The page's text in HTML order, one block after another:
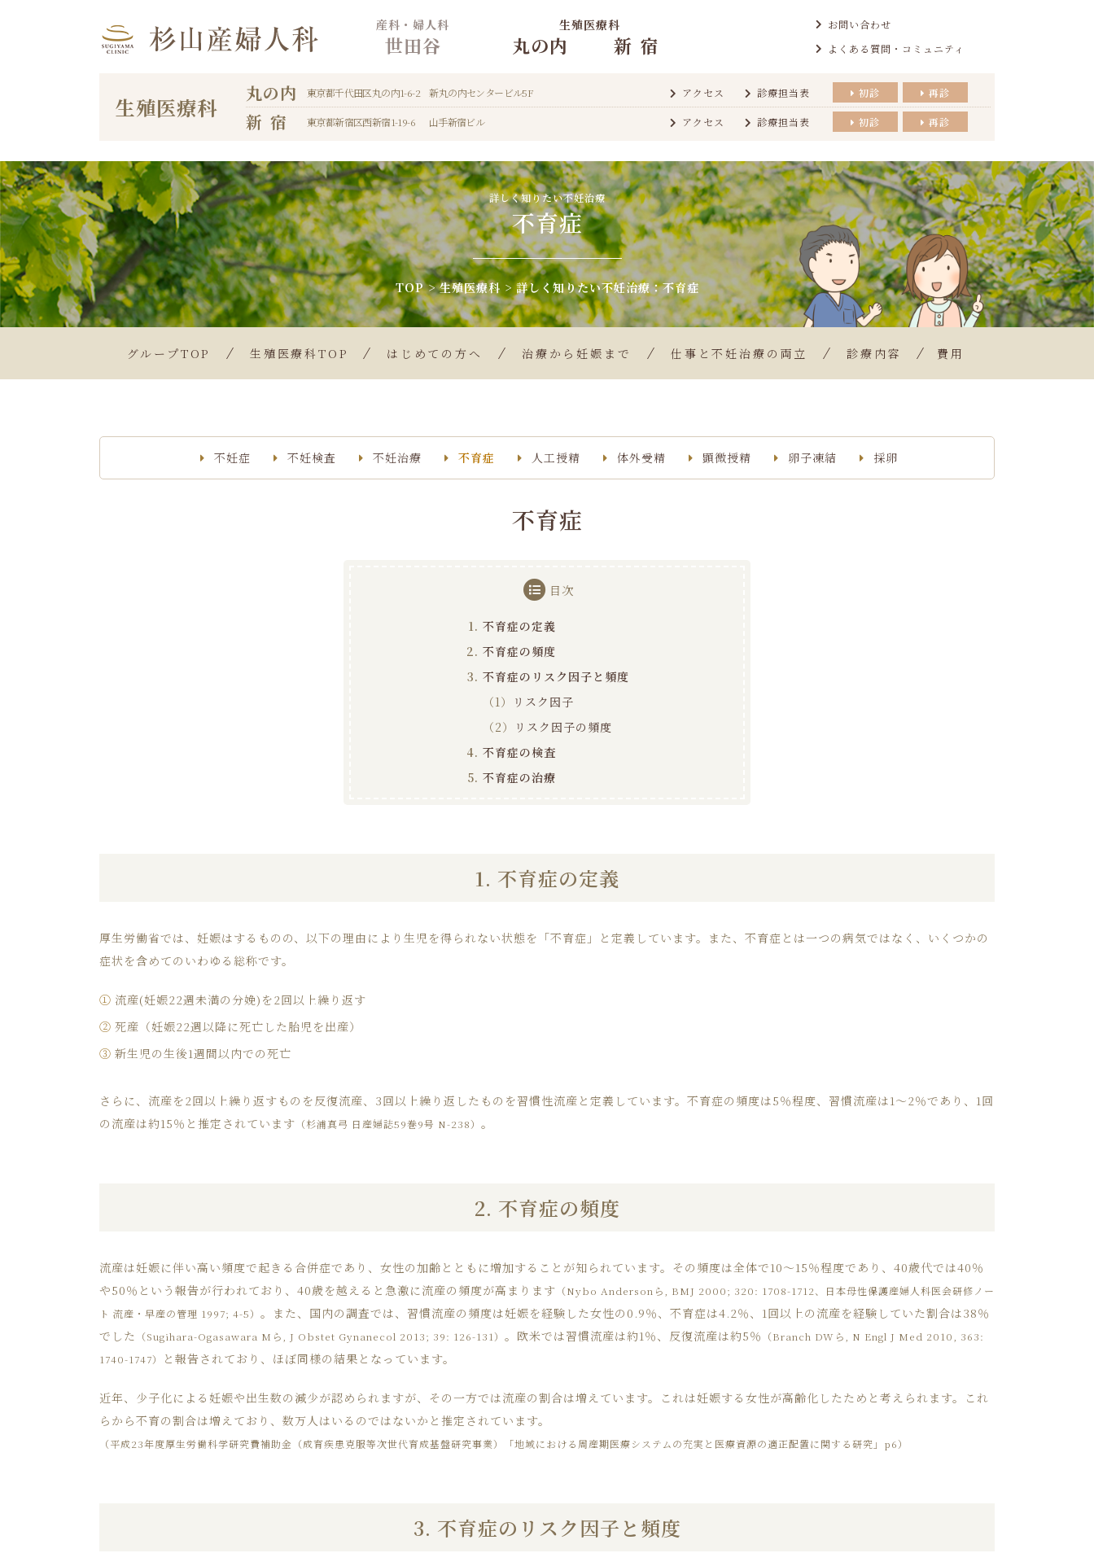
産科・婦人科
世田谷
生殖医療科
丸の内 新宿
お問い合わせ
よくある質問・コミュニティ
生殖医療科
丸の内 東京都千代田区丸の内1-6-2 新丸の内センタービル5F アクセス 診療担当表 初診 再診
新宿 東京都新宿区西新宿1-19-6 山手新宿ビル アクセス 診療担当表 初診 再診
詳しく知りたい不妊治療
不育症
TOP 生殖医療科 詳しく知りたい不妊治療：不育症
グループTOP 生殖医療科TOP はじめての方へ 治療から妊娠まで 仕事と不妊治療の両立 診療内容 費用
不妊症 不妊検査 不妊治療 不育症 人工授精 体外受精 顕微授精 卵子凍結 採卵
不育症
目次
不育症の定義
不育症の頻度
不育症のリスク因子と頻度
（1）
リスク因子
（2）
リスク因子の頻度
不育症の検査
不育症の治療
1. 不育症の定義
厚生労働省では、妊娠はするものの、以下の理由により生児を得られない状態を「不育症」と定義しています。また、不育症とは一つの病気ではなく、いくつかの
症状を含めてのいわゆる総称です。
① 流産(妊娠22週未満の分娩)を2回以上繰り返す
② 死産（妊娠22週以降に死亡した胎児を出産）
③ 新生児の生後1週間以内での死亡
さらに、流産を2回以上繰り返すものを反復流産、3回以上繰り返したものを習慣性流産と定義しています。不育症の頻度は5％程度、習慣流産は1～2％であり、1回
の流産は約15％と推定されています （杉浦真弓 日産婦誌59巻9号 N-238） 。
2. 不育症の頻度
流産は妊娠に伴い高い頻度で起きる合併症であり、女性の加齢とともに増加することが知られています。その頻度は全体で10～15％程度であり、40歳代では40％
や50％という報告が行われており、40歳を越えると急激に流産の頻度が高まります （Nybo Andersonら, BMJ 2000; 320: 1708-1712、日本母性保護産婦人科医会研修ノー
ト 流産・早産の管理 1997; 4-5） 。また、国内の調査では、習慣流産の頻度は妊娠を経験した女性の0.9％、不育症は4.2％、1回以上の流産を経験していた割合は38％
でした （Sugihara-Ogasawara Mら, J Obstet Gynanecol 2013; 39: 126-131） 。欧米では習慣流産は約1％、反復流産は約5％ （Branch DWら, N Engl J Med 2010, 363:
1740-1747）
と報告されており、ほぼ同様の結果となっています。
近年、少子化による妊娠や出生数の減少が認められますが、その一方では流産の割合は増えています。これは妊娠する女性が高齢化したためと考えられます。これ
らから不育の割合は増えており、数万人はいるのではないかと推定されています。
（平成23年度厚生労働科学研究費補助金（成育疾患克服等次世代育成基盤研究事業）「地域における周産期医療システムの充実と医療資源の適正配置に関する研究」p6）
3. 不育症の リスク因子と頻度